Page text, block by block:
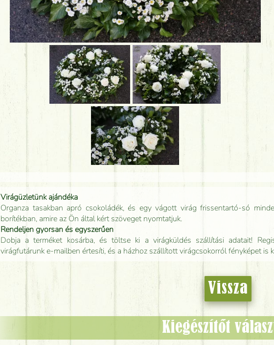
Virágüzletünk ajándéka
Organza tasakban apró csokoládék, és egy vágott virág frissentartó-só
borítékban, amire az Ön által kért szöveget nyomtatjuk.
Rendeljen gyorsan és egyszerűen
Dobja a terméket kosárba, és töltse ki a virágküldés szállítási adatait!
virágfutárunk e-mailben értesíti, és a házhoz szállított virágcsokorról fényképet is
Vissza
Kiegészítőt